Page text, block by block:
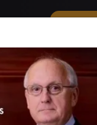
3000